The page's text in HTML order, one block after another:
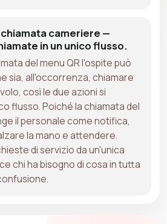
cameriere —
in un unico flusso.
del menu QR l'ospite può
sia, all'occorrenza, chiamare
così le due azioni si
flusso. Poiché la chiamata del
il personale come notifica,
la mano e attendere.
di servizio da un'unica
chi ha bisogno di cosa in tutta